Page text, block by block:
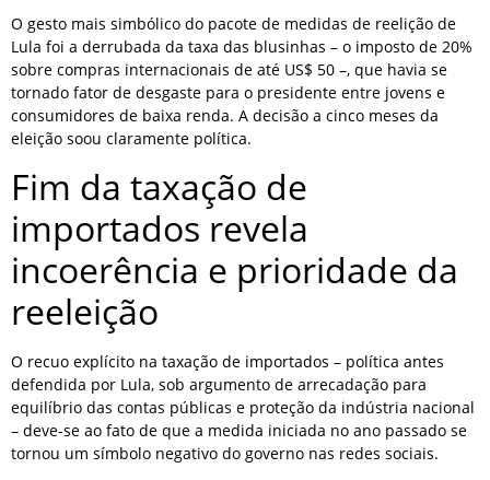
O gesto mais simbólico do pacote de medidas de reelição de
Lula foi a derrubada da taxa das blusinhas – o imposto de 20%
sobre compras internacionais de até US$ 50 –, que havia se
tornado fator de desgaste para o presidente entre jovens e
consumidores de baixa renda. A decisão a cinco meses da
eleição soou claramente política.
Fim da taxação de
importados revela
incoerência e prioridade da
reeleição
O recuo explícito na taxação de importados – política antes
defendida por Lula, sob argumento de arrecadação para
equilíbrio das contas públicas e proteção da indústria nacional
– deve-se ao fato de que a medida iniciada no ano passado se
tornou um símbolo negativo do governo nas redes sociais.